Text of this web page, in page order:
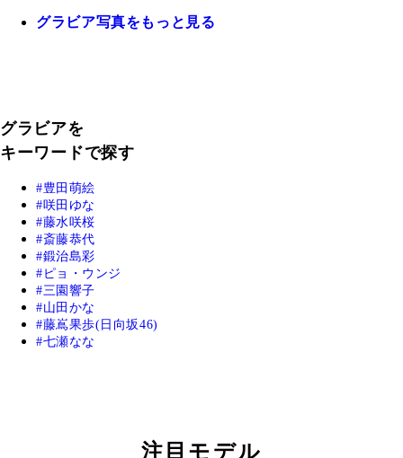
グラビア写真をもっと見る
グラビアを
キーワードで探す
豊田萌絵
咲田ゆな
藤水咲桜
斎藤恭代
鍛治島彩
ピョ・ウンジ
三園響子
山田かな
藤嶌果歩(日向坂46)
七瀬なな
注目モデル